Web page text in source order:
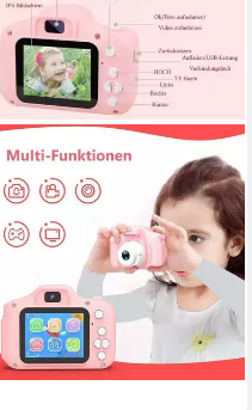
KINSI
Kinderkamera mit 2,0
Zoll,Cartoon-Stickern,1080P
HD 32GB,USB-Aufladung
Kinderkamera (Für
Geburtstagsgeschenk
Weihnachten Spielzeug)
39,99 € UVP 65,99 €
-39%
lieferbar - in 5-6 Werktagen bei dir